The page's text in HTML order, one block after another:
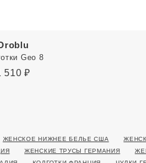
Geo 8
510 ₽
ЖЕНСКОЕ НИЖНЕЕ БЕЛЬЕ США
ЖЕНСКИЕ ТРУСЫ ГЕРМАНИЯ